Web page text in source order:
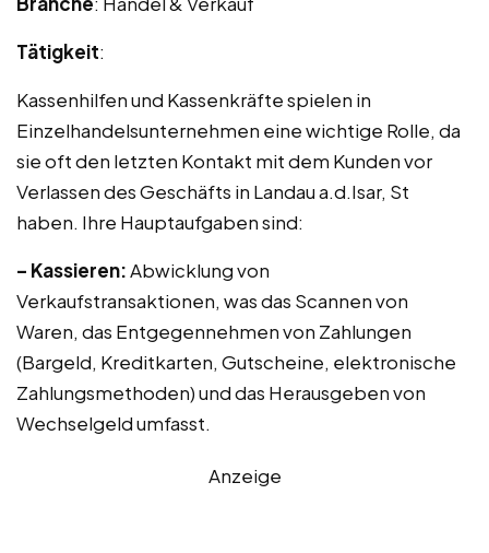
Tätigkeit:
Kassenhilfen und Kassenkräfte spielen in
Einzelhandelsunternehmen eine wichtige Rolle, da
sie oft den letzten Kontakt mit dem Kunden vor
Verlassen des Geschäfts in Landau a.d.Isar, St
haben. Ihre Hauptaufgaben sind:
– Kassieren:Abwicklung von
Verkaufstransaktionen, was das Scannen von
Waren, das Entgegennehmen von Zahlungen
(Bargeld, Kreditkarten, Gutscheine, elektronische
Zahlungsmethoden) und das Herausgeben von
Wechselgeld umfasst.
Anzeige